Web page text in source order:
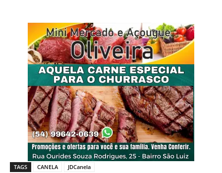
TAGS CANELA JDCanela